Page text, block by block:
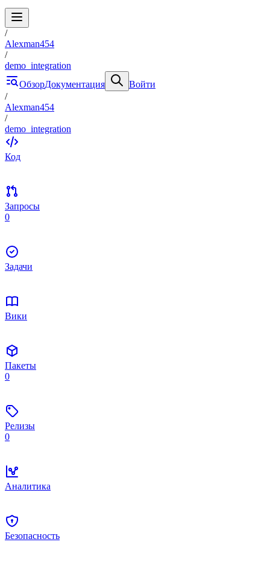
/
Alexman454
/
demo_integration
ОбзорДокументация
Войти
/
Alexman454
/
demo_integration
Код
Запросы
0
Задачи
Вики
Пакеты
0
Релизы
0
Аналитика
Безопасность